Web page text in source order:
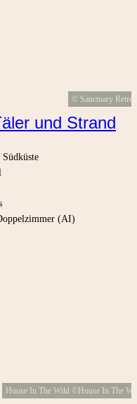
© Sanctuary
und Strand
(AI)
House In The Wild ©House In The